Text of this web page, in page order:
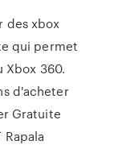
des xbox
qui permet
Xbox 360.
d'acheter
Gratuite
Rapala